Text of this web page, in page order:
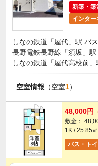
新築・築
インター
しなの鉄道「屋代」駅 バ
長野電鉄長野線「須坂」
しなの鉄道「屋代高校前
空室情報 （空室1）
48,000円
敷金：
1K / 25.85
バス・トイ